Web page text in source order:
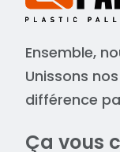
Ensemble,
Unissons
différence
Ça vous